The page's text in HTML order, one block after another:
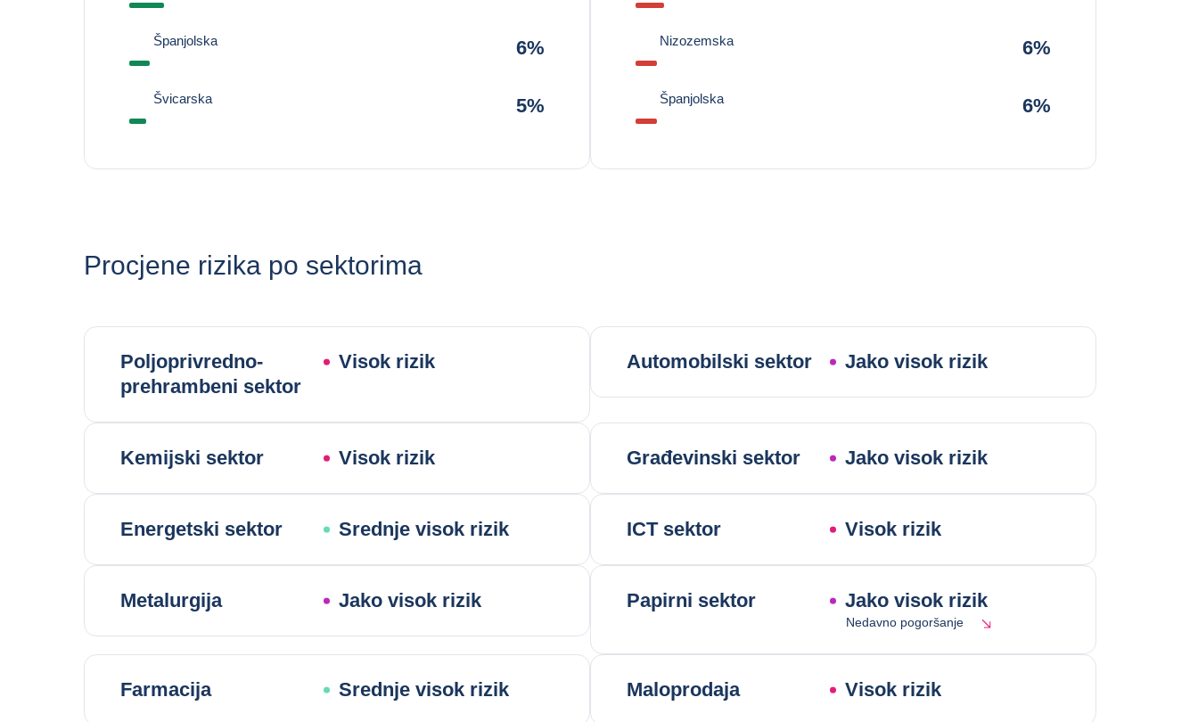
Španjolska 6%
Švicarska 5%
Nizozemska 6%
Španjolska 6%
Procjene rizika po sektorima
Poljoprivredno-
prehrambeni sektor
Visok rizik Automobilski sektor Jako visok rizik
Kemijski sektor Visok rizik Građevinski sektor Jako visok rizik
Energetski sektor Srednje visok rizik ICT sektor Visok rizik
Metalurgija Jako visok rizik Papirni sektor Jako visok rizik
Nedavno pogoršanje
Farmacija Srednje visok rizik Maloprodaja Visok rizik